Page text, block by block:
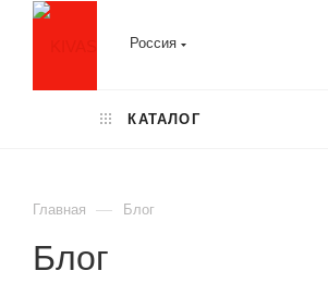
Россия
КАТАЛОГ
Главная — Блог
Блог